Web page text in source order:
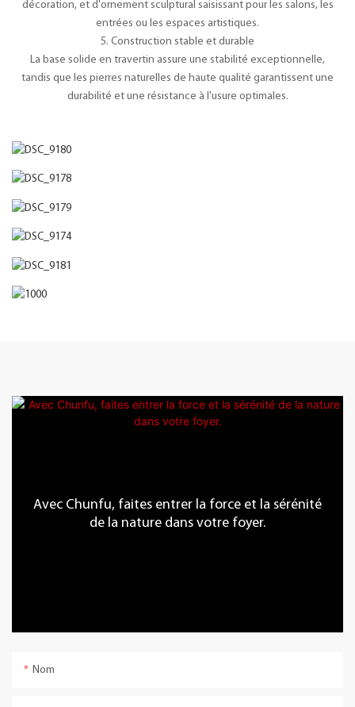
décoration, et d'ornement sculptural saisissant pour les salons, les
entrées ou les espaces artistiques.
5. Construction stable et durable
La base solide en travertin assure une stabilité exceptionnelle,
tandis que les pierres naturelles de haute qualité garantissent une
durabilité et une résistance à l'usure optimales.
Avec Chunfu, faites entrer la force et la sérénité
de la nature dans votre foyer.
Nom